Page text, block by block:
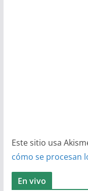
Este sitio usa
cómo se procesan
En vivo